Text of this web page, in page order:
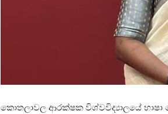
කොතලාවල ආරක්ෂක විශ්වවිද්‍යාලයේ භාෂා